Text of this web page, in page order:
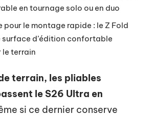
en tournage solo ou en duo
le montage rapide : le Z Fold
surface d’édition confortable
le terrain
terrain, les pliables
le S26 Ultra en
si ce dernier conserve